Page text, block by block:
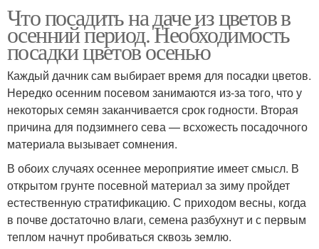
Что посадить на даче из цветов в
осенний период. Необходимость
посадки цветов осенью
Каждый дачник сам выбирает время для посадки цветов.
Нередко осенним посевом занимаются из-за того, что у
некоторых семян заканчивается срок годности. Вторая
причина для подзимнего сева — всхожесть посадочного
материала вызывает сомнения.
В обоих случаях осеннее мероприятие имеет смысл. В
открытом грунте посевной материал за зиму пройдет
естественную стратификацию. С приходом весны, когда
в почве достаточно влаги, семена разбухнут и с первым
теплом начнут пробиваться сквозь землю.